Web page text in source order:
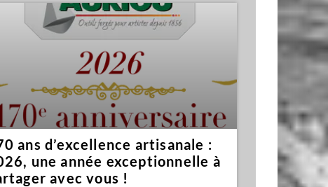
ans d’excellence artisanale :
une année exceptionnelle à
avec vous !